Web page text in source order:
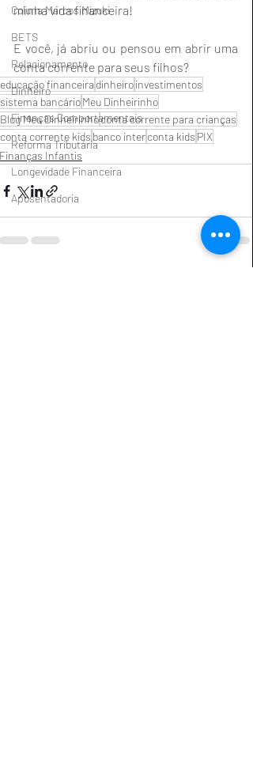
Coluna Marcos Mizuki
BETS
Relacionamento
Dinheiro
Finanças Comportamentais
Reforma Tributária
Longevidade Financeira
Aposentadoria
minha vida financeira!
E você, já abriu ou pensou em abrir uma
conta corrente para seus filhos?
educação financeira dinheiroinvestimentos
sistema bancárioMeu Dinheirinho
Blog Meu Dinheirinhoconta corrente para crianças
conta corrente kids banco interconta kids PIX
Finanças Infantis